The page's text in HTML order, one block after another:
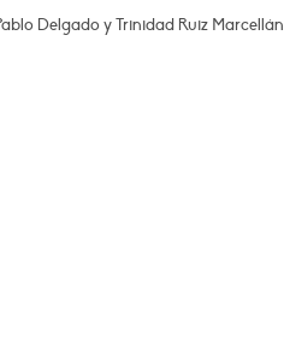
Delgado y Trinidad Ruiz Marcellán